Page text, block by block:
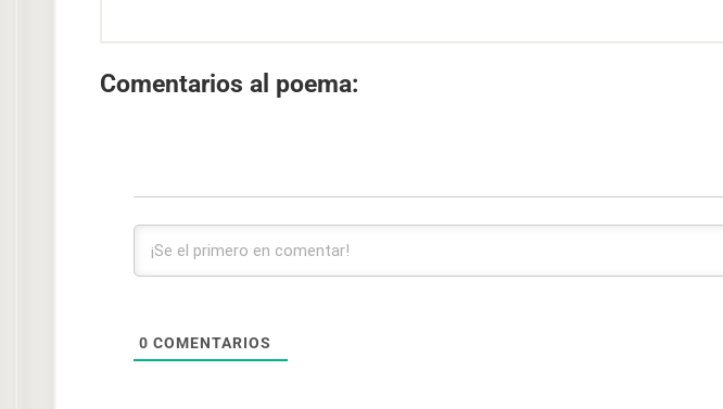
Comentarios al poema:
0 COMENTARIOS